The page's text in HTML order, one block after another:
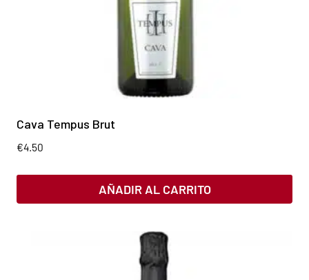
Cava Tempus Brut
€4.50
AÑADIR AL CARRITO